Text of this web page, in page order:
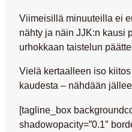
Viimeisillä minuuteilla ei
nähty ja näin JJK:n kausi
urhokkaan taistelun
Vielä kertaalleen iso
kaudesta – nähdään
[tagline_box
shadowopacity=”0.1″